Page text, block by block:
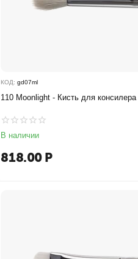
КОД: gd07ml
110 Moonlight - Кисть для
В наличии
818.00 Р